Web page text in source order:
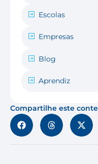
Escolas
Empresas
Blog
Aprendiz
Compartilhe este